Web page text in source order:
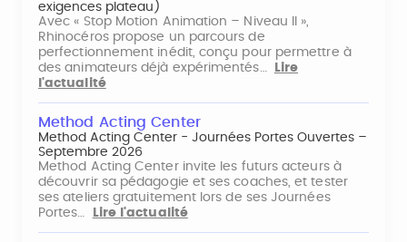
exigences plateau)
Avec « Stop Motion Animation – Niveau II »,
Rhinocéros propose un parcours de
perfectionnement inédit, conçu pour permettre à
des animateurs déjà expérimentés…
Lire
l'actualité
Method Acting Center
Method Acting Center - Journées Portes Ouvertes –
Septembre 2026
Method Acting Center invite les futurs acteurs à
découvrir sa pédagogie et ses coaches, et tester
ses ateliers gratuitement lors de ses Journées
Portes…
Lire l'actualité